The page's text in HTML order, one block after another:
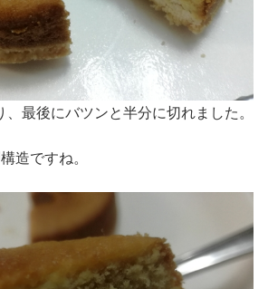
最後にバツンと半分に切れました。
造ですね。